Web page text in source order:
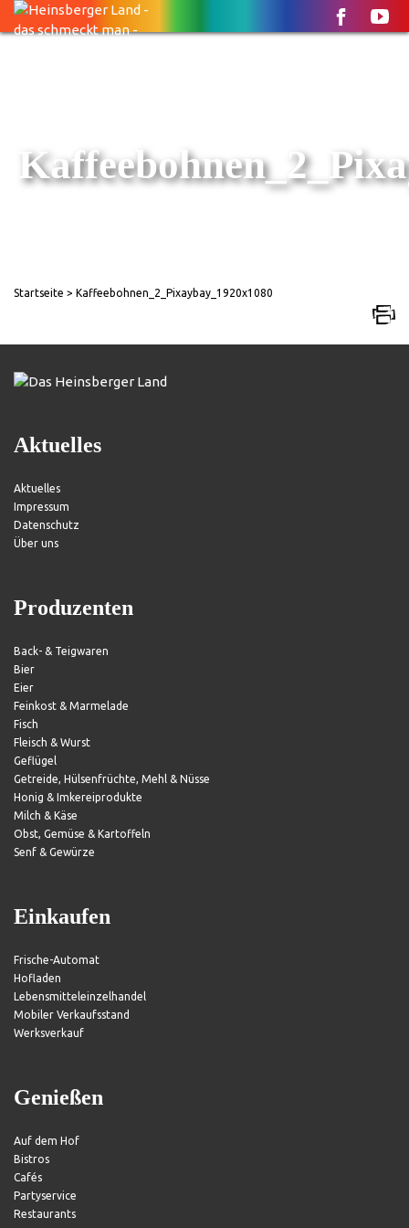
Startseite > Kaffeebohnen_2_Pixaybay_1920x1080
Aktuelles
Aktuelles
Impressum
Datenschutz
Über uns
Produzenten
Back- & Teigwaren
Bier
Eier
Feinkost & Marmelade
Fisch
Fleisch & Wurst
Geflügel
Getreide, Hülsenfrüchte, Mehl & Nüsse
Honig & Imkereiprodukte
Milch & Käse
Obst, Gemüse & Kartoffeln
Senf & Gewürze
Einkaufen
Frische-Automat
Hofladen
Lebensmitteleinzelhandel
Mobiler Verkaufsstand
Werksverkauf
Genießen
Auf dem Hof
Bistros
Cafés
Partyservice
Restaurants